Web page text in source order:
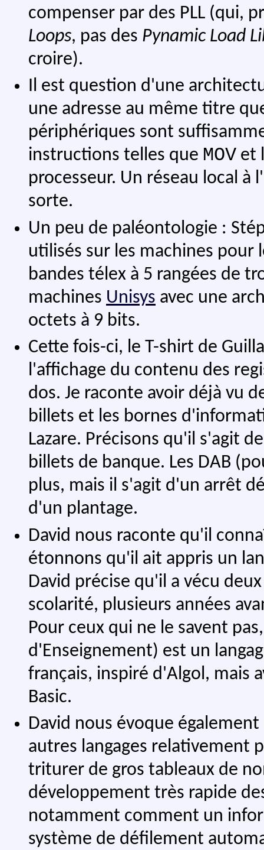
compenser par des PLL (qui,
Loops, pas des Pynamic Load
croire).
Il est question d'une
une adresse au même titre
périphériques sont
instructions telles que MOV et
processeur. Un réseau local
sorte.
Un peu de paléontologie :
utilisés sur les machines pour
bandes télex à 5 rangées de
machines Unisys avec une
octets à 9 bits.
Cette fois-ci, le T-shirt de
l'affichage du contenu des
dos. Je raconte avoir déjà vu
billets et les bornes
Lazare. Précisons qu'il s'agit
billets de banque. Les DAB
plus, mais il s'agit d'un arrêt
d'un plantage.
David nous raconte qu'il
étonnons qu'il ait appris un
David précise qu'il a vécu
scolarité, plusieurs années
Pour ceux qui ne le savent
d'Enseignement) est un
français, inspiré d'Algol, mais
Basic.
David nous évoque
autres langages relativement
triturer de gros tableaux de
développement très rapide
notamment comment un
système de défilement